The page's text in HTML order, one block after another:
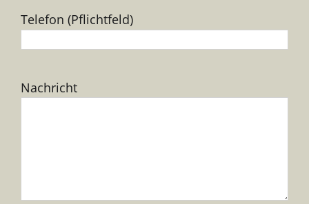
Telefon (Pflichtfeld)
lasse
Nachricht